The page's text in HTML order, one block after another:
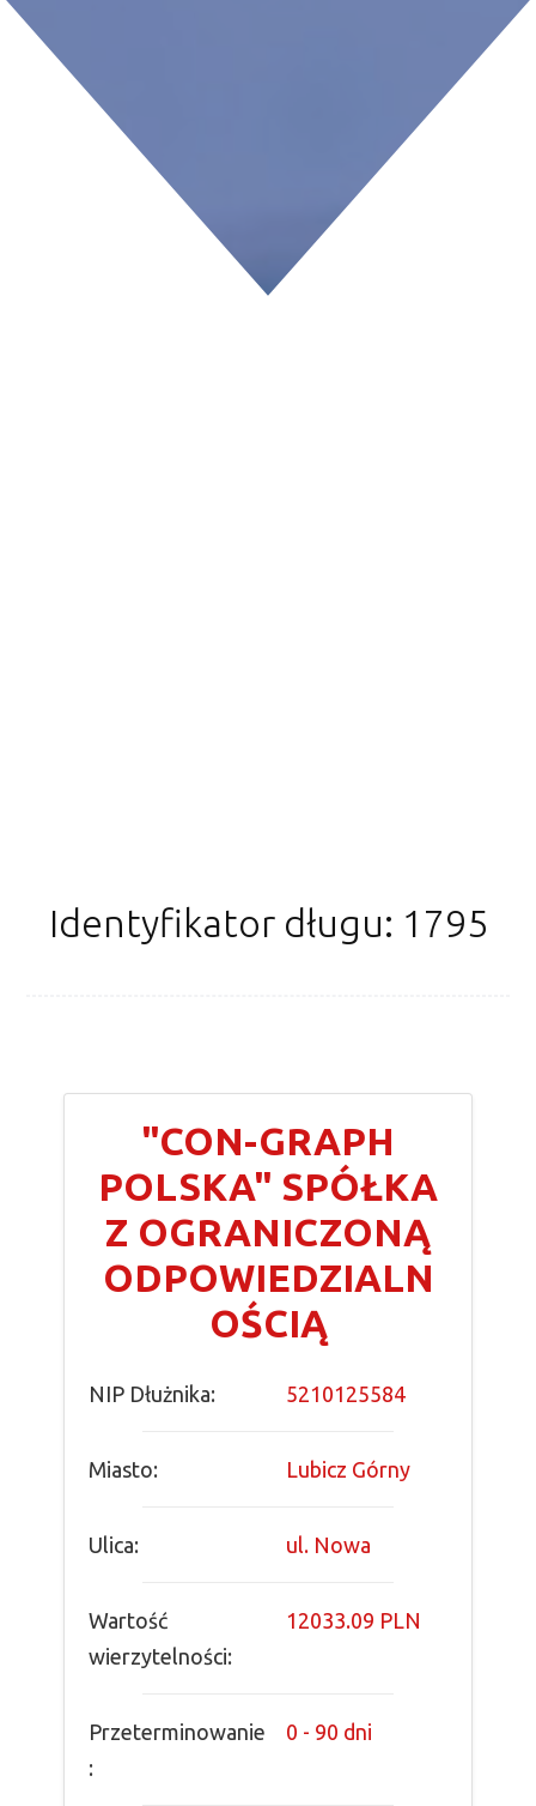
Identyfikator długu: 1795
"CON-GRAPH
POLSKA" SPÓŁKA
Z OGRANICZONĄ
ODPOWIEDZIALN
OŚCIĄ
NIP Dłużnika: 5210125584
Miasto: Lubicz Górny
Ulica: ul. Nowa
Wartość
wierzytelności:
12033.09 PLN
Przeterminowanie
:
0 - 90 dni